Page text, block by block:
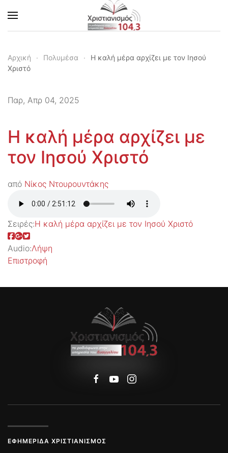
Skip to main content
Αρχική Πολυμέσα
Η καλή μέρα αρχίζει με τον Ιησού
Χριστό
Παρ, Απρ 04, 2025
Η καλή μέρα αρχίζει με
τον Ιησού Χριστό
από Νίκος Ντουρουντάκης
Σειρές:Η καλή μέρα αρχίζει με τον Ιησού Χριστό
Audio:Λήψη
Επιστροφή
ΕΦΗΜΕΡΊΔΑ ΧΡΙΣΤΙΑΝΙΣΜΌΣ